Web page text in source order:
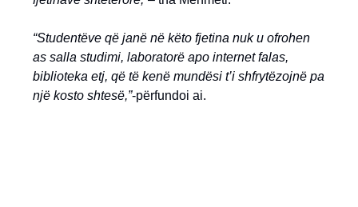
“Studentëve që janë në këto fjetina nuk u ofrohen
as salla studimi, laboratorë apo internet falas,
biblioteka etj, që të kenë mundësi t’i shfrytëzojnë pa
një kosto shtesë,”-përfundoi ai.